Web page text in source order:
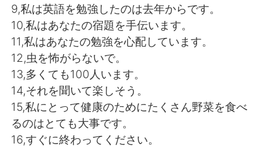
9,私は英語を勉強したのは去年からです。
10,私はあなたの宿題を手伝います。
11,私はあなたの勉強を心配しています。
12,虫を怖がらないで。
13,多くても100人います。
14,それを聞いて楽しそう。
15,私にとって健康のためにたくさん野菜を食べ
るのはとても大事です。
16,すぐに終わってください。